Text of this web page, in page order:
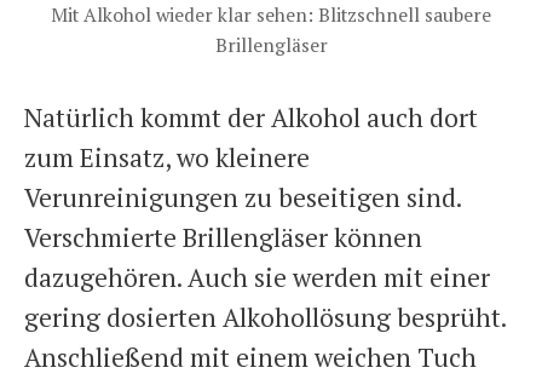
Mit Alkohol wieder klar sehen: Blitzschnell saubere
Brillengläser
Natürlich kommt der Alkohol auch dort
zum Einsatz, wo kleinere
Verunreinigungen zu beseitigen sind.
Verschmierte Brillengläser können
dazugehören. Auch sie werden mit einer
gering dosierten Alkohollösung besprüht.
Anschließend mit einem weichen Tuch